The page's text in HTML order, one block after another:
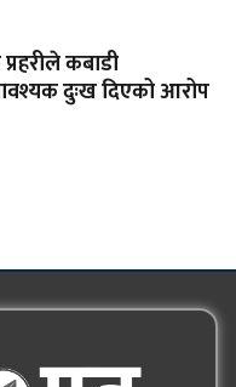
कबाडी
दुःख दिएको आरोप